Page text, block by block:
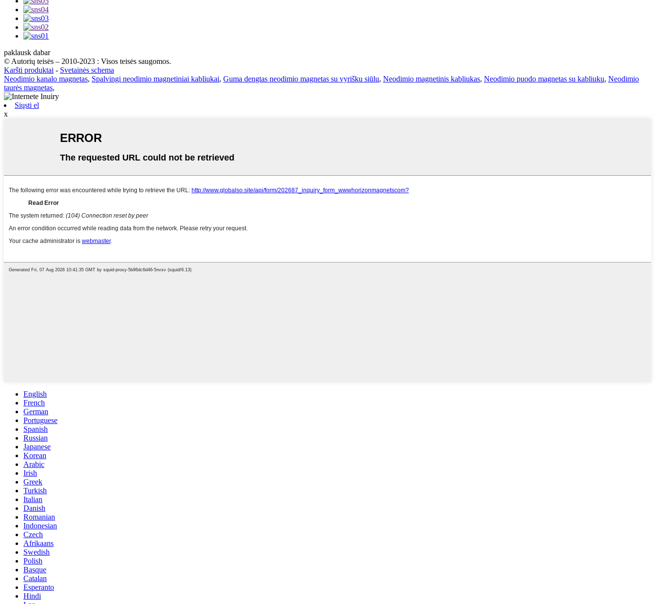
paklausk dabar
© Autorių teisės – 2010-2023 : Visos teisės saugomos.
Karšti produktai - Svetainės schema
Neodimio kanalo magnetas, Spalvingi neodimio magnetiniai kabliukai, Guma dengtas neodimio magnetas su vyrišku siūlu, Neodimio magnetinis kabliukas, Neodimio puodo magnetas su kabliuku, Neodimio
taurės magnetas,
Siųsti el
x
English
French
German
Portuguese
Spanish
Russian
Japanese
Korean
Arabic
Irish
Greek
Turkish
Italian
Danish
Romanian
Indonesian
Czech
Afrikaans
Swedish
Polish
Basque
Catalan
Esperanto
Hindi